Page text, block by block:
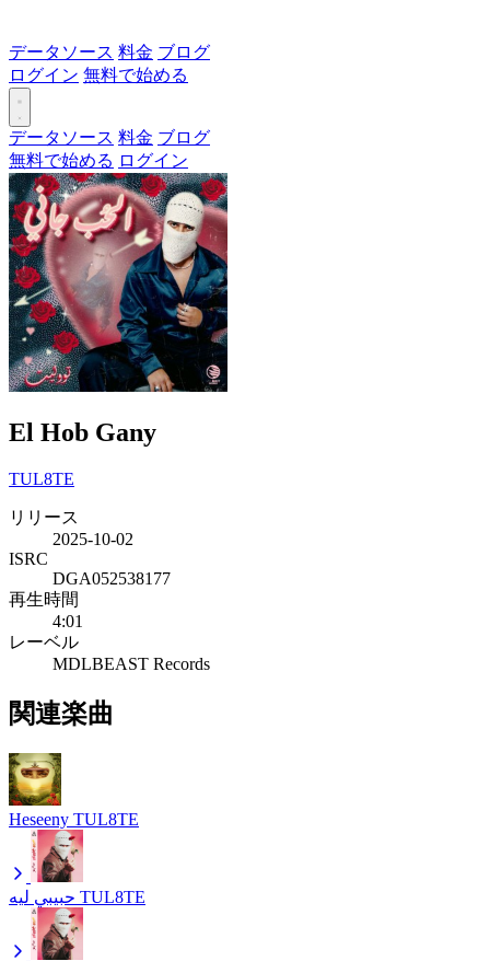
データソース 料金 ブログ
ログイン 無料で始める
データソース 料金 ブログ
無料で始める ログイン
El Hob Gany
TUL8TE
リリース
2025-10-02
ISRC
DGA052538177
再生時間
4:01
レーベル
MDLBEAST Records
関連楽曲
Heseeny TUL8TE
حبيبي ليه TUL8TE